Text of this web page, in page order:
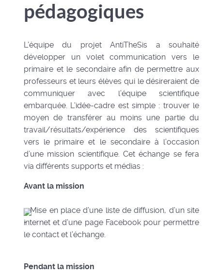
pédagogiques
L’équipe du projet AntiTheSis a souhaité
développer un volet communication vers le
primaire et le secondaire afin de permettre aux
professeurs et leurs élèves qui le désireraient de
communiquer avec l’équipe scientifique
embarquée. L’idée-cadre est simple : trouver le
moyen de transférer au moins une partie du
travail/résultats/expérience des scientifiques
vers le primaire et le secondaire à l’occasion
d’une mission scientifique. Cet échange se fera
via différents supports et médias :
Avant la mission
Mise en place d’une liste de diffusion, d’un site
internet et d’une page Facebook pour permettre
le contact et l’échange.
Pendant la mission